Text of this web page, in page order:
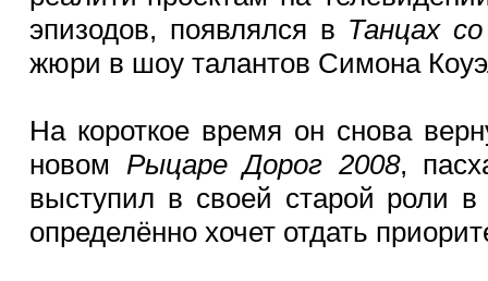
эпизодов, появлялся в Танцах
жюри в шоу талантов Симона
На короткое время он снова
новом Рыцаре Дорог 2008,
выступил в своей старой роли
определённо хочет отдать